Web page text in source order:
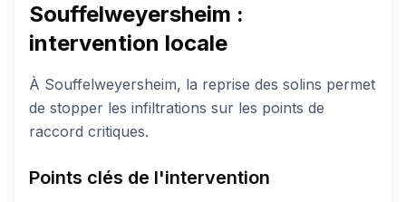
Souffelweyersheim :
intervention locale
À Souffelweyersheim, la reprise des solins permet
de stopper les infiltrations sur les points de
raccord critiques.
Points clés de l'intervention